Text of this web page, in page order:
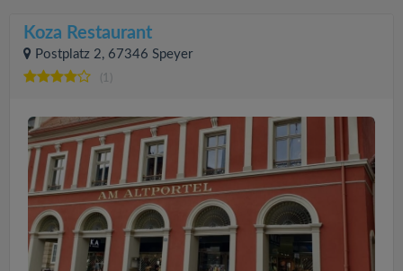
Koza Restaurant
Postplatz 2, 67346 Speyer
(1)